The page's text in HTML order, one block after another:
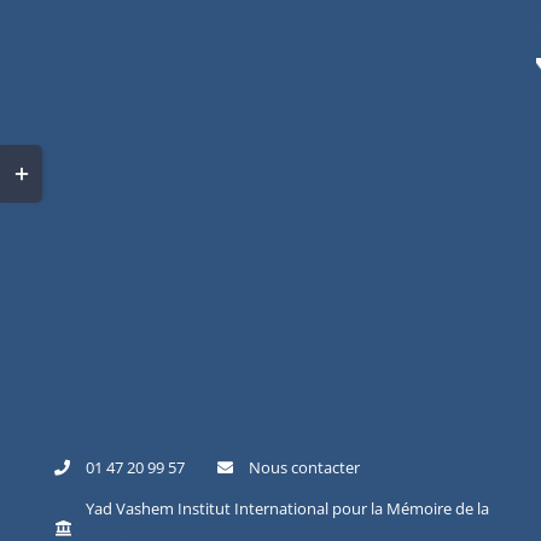
01 47 20 99 57
Nous contacter
Yad Vashem Institut International pour la Mémoire de la
Toggle
Sliding